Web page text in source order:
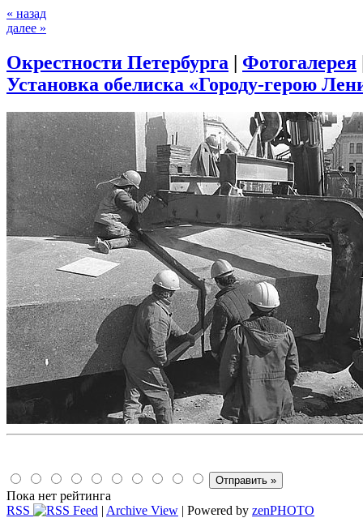
« назад
далее »
Окрестности Петербурга | Фотогалерея
Установка обелиска «Городу-герою
Пока нет рейтинга
RSS
| Archive View | Powered by zenPHOTO